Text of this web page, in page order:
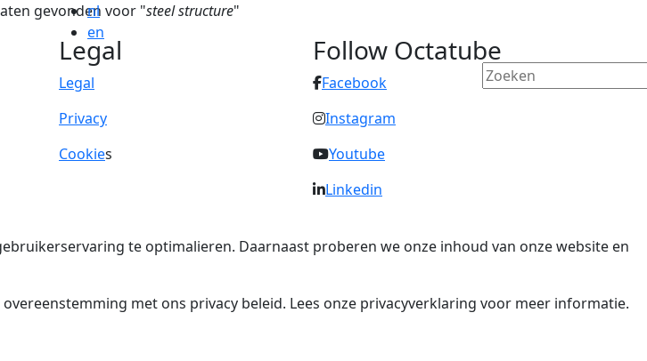
nl
en
gevonden voor "steel structure"
Legal
Legal
Privacy
Cookies
Follow Octatube
Facebook
Instagram
Youtube
Linkedin
te optimalieren. Daarnaast proberen we onze inhoud van onze website en
met ons privacy beleid. Lees onze privacyverklaring voor meer informatie.